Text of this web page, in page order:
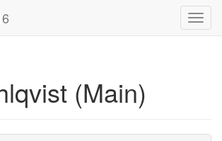
(Main)